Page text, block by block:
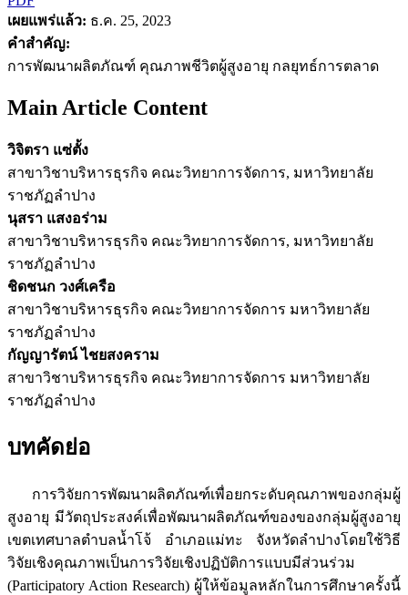
เผยแพร่แล้ว: ธ.ค. 25, 2023
คำสำคัญ:
การพัฒนาผลิตภัณฑ์ คุณภาพชีวิตผู้สูงอายุ กลยุทธ์การตลาด
Main Article Content
วิจิตรา แซ่ตั้ง
สาขาวิชาบริหารธุรกิจ คณะวิทยาการจัดการ, มหาวิทยาลัย
ราชภัฏลำปาง
นุสรา แสงอร่าม
สาขาวิชาบริหารธุรกิจ คณะวิทยาการจัดการ, มหาวิทยาลัย
ราชภัฏลำปาง
ชิดชนก วงศ์เครือ
สาขาวิชาบริหารธุรกิจ คณะวิทยาการจัดการ มหาวิทยาลัย
ราชภัฏลำปาง
กัญญารัตน์ ไชยสงคราม
สาขาวิชาบริหารธุรกิจ คณะวิทยาการจัดการ มหาวิทยาลัย
ราชภัฏลำปาง
บทคัดย่อ
การวิจัยการพัฒนาผลิตภัณฑ์เพื่อยกระดับคุณภาพของกลุ่มผู้
สูงอายุ มีวัตถุประสงค์เพื่อพัฒนาผลิตภัณฑ์ของของกลุ่มผู้สูงอายุ
เขตเทศบาลตำบลน้ำโจ้ อำเภอแม่ทะ จังหวัดลำปางโดยใช้วิธี
วิจัยเชิงคุณภาพเป็นการวิจัยเชิงปฏิบัติการแบบมีส่วนร่วม
(Participatory Action Research) ผู้ให้ข้อมูลหลักในการศึกษาครั้งนี้